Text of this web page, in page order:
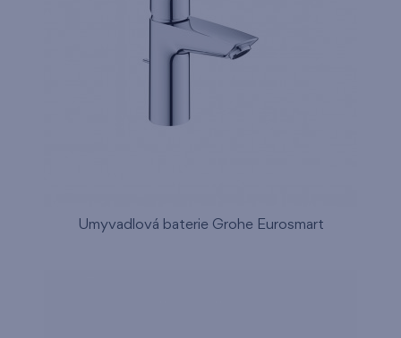
Umyvadlová baterie Grohe Eurosmart